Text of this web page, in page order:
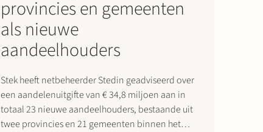
provincies en gemeenten
als nieuwe
aandeelhouders
Stek heeft netbeheerder Stedin geadviseerd over
een aandelenuitgifte van € 34,8 miljoen aan in
totaal 23 nieuwe aandeelhouders, bestaande uit
twee provincies en 21 gemeenten binnen het